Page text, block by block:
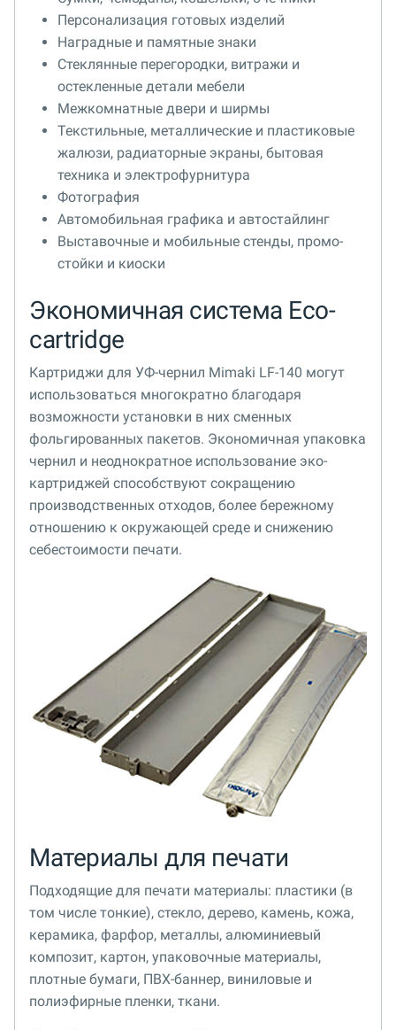
Персонализация готовых изделий
Наградные и памятные знаки
Стеклянные перегородки, витражи и
остекленные детали мебели
Межкомнатные двери и ширмы
Текстильные, металлические и пластиковые
жалюзи, радиаторные экраны, бытовая
техника и электрофурнитура
Фотография
Автомобильная графика и автостайлинг
Выставочные и мобильные стенды, промо-
стойки и киоски
Экономичная система Eco-
cartridge
Картриджи для УФ-чернил Mimaki LF-140 могут
использоваться многократно благодаря
возможности установки в них сменных
фольгированных пакетов. Экономичная упаковка
чернил и неоднократное использование эко-
картриджей способствуют сокращению
производственных отходов, более бережному
отношению к окружающей среде и снижению
себестоимости печати.
Материалы для печати
Подходящие для печати материалы: пластики (в
том числе тонкие), стекло, дерево, камень, кожа,
керамика, фарфор, металлы, алюминиевый
композит, картон, упаковочные материалы,
плотные бумаги, ПВХ-баннер, виниловые и
полиэфирные пленки, ткани.